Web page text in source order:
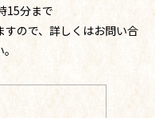
15分まで
ので、詳しくはお問い合